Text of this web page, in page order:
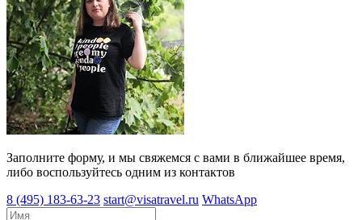
Заполните форму, и мы свяжемся с вами в ближайшее время,
либо воспользуйтесь одним из контактов
8 (495) 183-63-23 start@visatravel.ru WhatsApp